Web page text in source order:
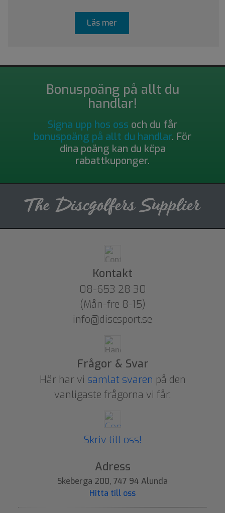
Läs mer
Bonuspoäng på allt du
handlar!
Signa upp hos oss och du får
bonuspoäng på allt du handlar. För
dina poäng kan du köpa
rabattkuponger.
Kontakt
08-653 28 30
(Mån-fre 8-15)
info@discsport.se
Frågor & Svar
Här har vi samlat svaren på den
vanligaste frågorna vi får.
Skriv till oss!
Adress
Skeberga 200, 747 94 Alunda
Hitta till oss